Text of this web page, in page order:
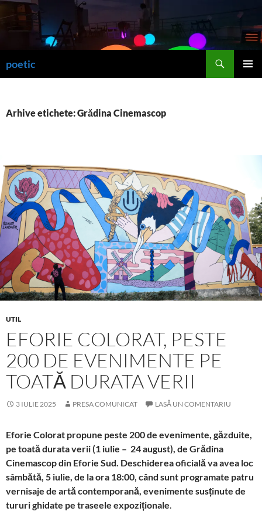
la
poetic
Arhive etichete: Grădina Cinemascop
UTIL
EFORIE COLORAT, PESTE
200 DE EVENIMENTE PE
TOATĂ DURATA VERII
3 IULIE 2025 PRESA COMUNICAT LASĂ UN COMENTARIU
Eforie Colorat propune peste 200 de evenimente, găzduite,
pe toată durata verii (1 iulie – 24 august), de Grădina
Cinemascop din Eforie Sud. Deschiderea oficială va avea loc
sâmbătă, 5 iulie, de la ora 18:00, când sunt programate patru
vernisaje de artă contemporană, evenimente susținute de
tururi ghidate pe traseele expoziționale.